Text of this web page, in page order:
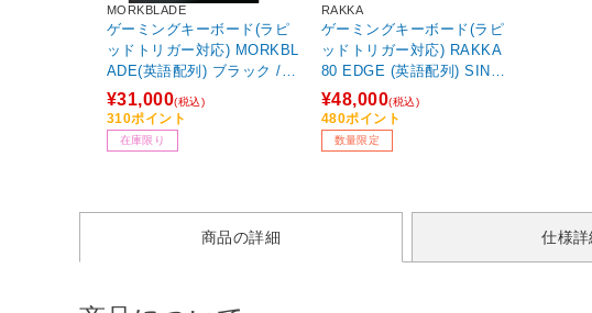
MORKBLADE
ゲーミングキーボード(ラピ
ッドトリガー対応) MORKBL
ADE(英語配列) ブラック /
シルバー MORK-BLADE-TK
L-BK ［有線 /USB］ 【86
4】
¥31,000(税込)
310ポイント
在庫限り
RAKKA
ゲーミングキーボード(ラピ
ッドトリガー対応) RAKKA
80 EDGE (英語配列) SINGU
LARITY BLUE RAKKA-80E
DGE-BL ［有線］ 【sof00
1】
¥48,000(税込)
480ポイント
数量限定
商品の詳細 仕様詳